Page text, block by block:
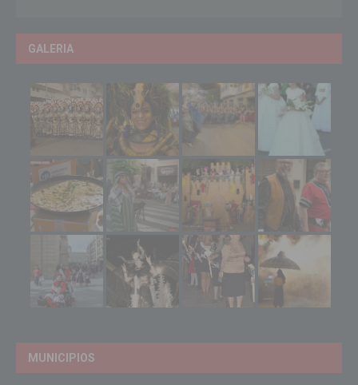
GALERIA
MUNICIPIOS